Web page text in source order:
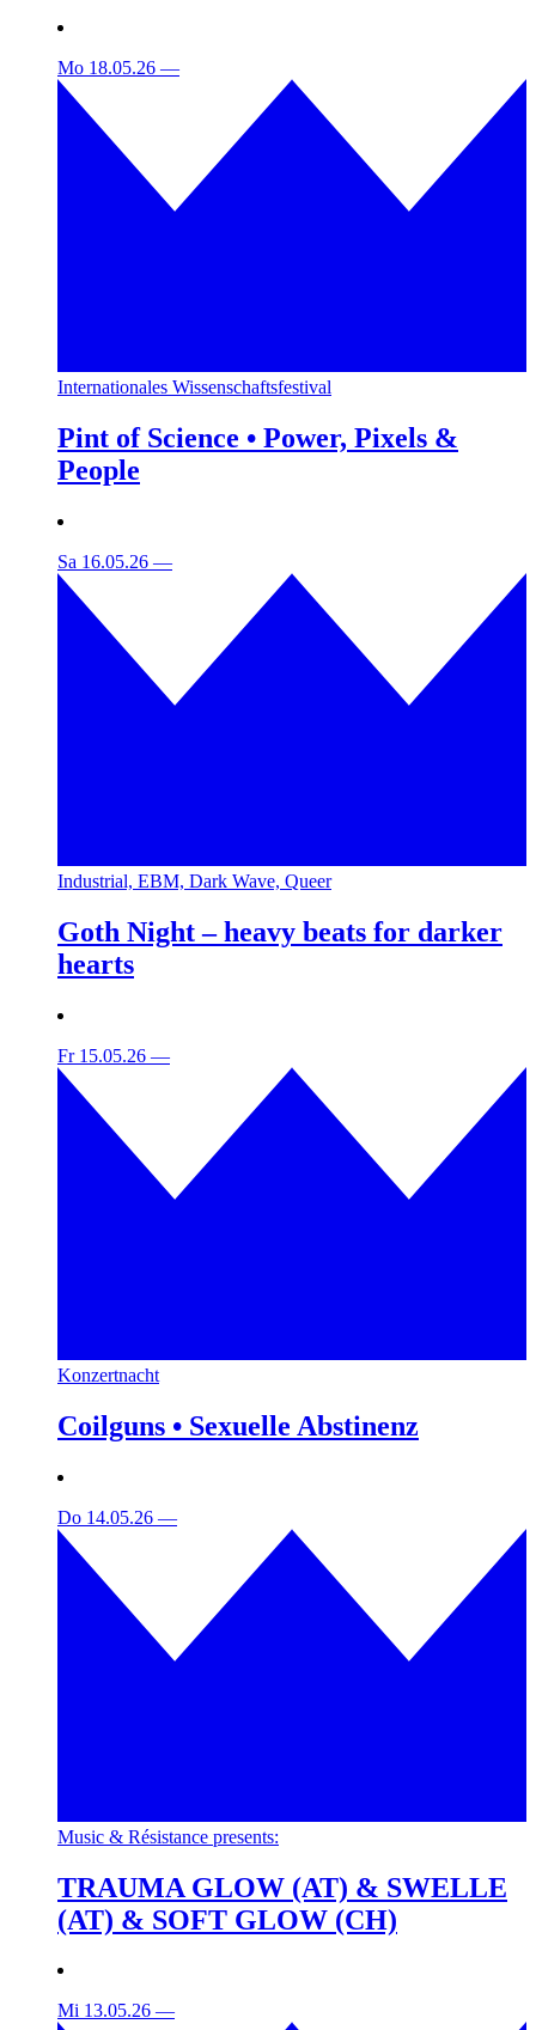
Mo 18.05.26 —
Internationales Wissenschaftsfestival
Pint of Science • Power, Pixels &
People
Sa 16.05.26 —
Industrial, EBM, Dark Wave, Queer
Goth Night – heavy beats for darker
hearts
Fr 15.05.26 —
Konzertnacht
Coilguns • Sexuelle Abstinenz
Do 14.05.26 —
Music & Résistance presents:
TRAUMA GLOW (AT) & SWELLE
(AT) & SOFT GLOW (CH)
Mi 13.05.26 —